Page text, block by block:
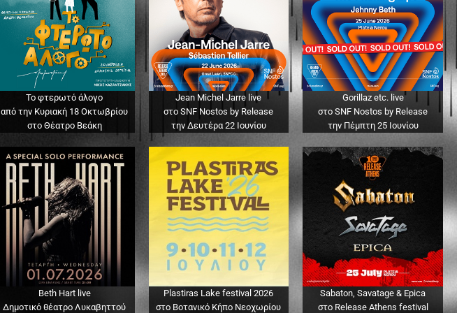
Το φτερωτό άλογο
από την Κυριακή 18 Οκτωβρίου
στο Θέατρο Βεάκη
Jean Michel Jarre live
στο SNF Nostos by Release
την Δευτέρα 22 Ιουνίου
Gorillaz etc. live
στο SNF Nostos by Release
την Πέμπτη 25 Ιουνίου
Beth Hart live
Δημοτικό θέατρο Λυκαβηττού
Plastiras Lake festival 2026
στο Βοτανικό Κήπο Νεοχωρίου
Sabaton, Savatage & Epica
στο Release Athens festival